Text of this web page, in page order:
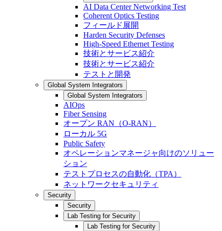
AI Data Center Networking Test
Coherent Optics Testing
フィールド展開
Harden Security Defenses
High-Speed Ethernet Testing
技術とサービス紹介
技術とサービス紹介
テストと開発
Global System Integrators
Global System Integrators
AIOps
Fiber Sensing
オープン RAN（O-RAN）
ローカル 5G
Public Safety
オペレーションマネージャ向けのソリュー
ション
テストプロセスの自動化（TPA）
ネットワークセキュリティ
Security
Security
Lab Testing for Security
Lab Testing for Security